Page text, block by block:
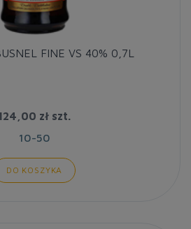
FINE VS 40% 0,7L
zł szt.
10-50
DO KOSZYKA